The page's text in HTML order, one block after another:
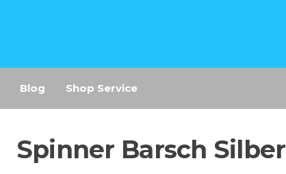
Blog Shop Service
Spinner Barsch Silber